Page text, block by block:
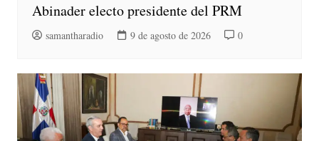
Abinader electo presidente del PRM
samantharadio 9 de agosto de 2026 0